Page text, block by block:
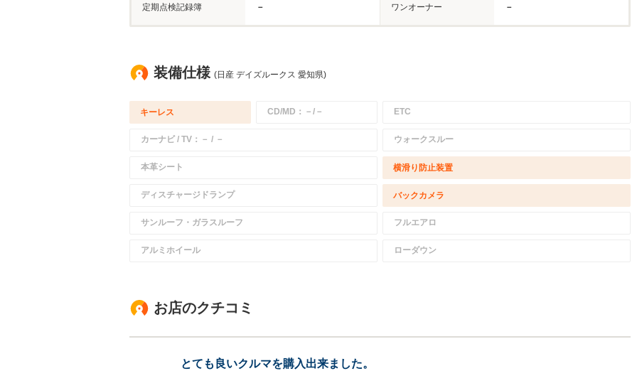
定期点検記録簿 － ワンオーナー －
装備仕様 (日産 デイズルークス 愛知県)
キーレス CD/MD：－/－ ETC
カーナビ / TV：－ / － ウォークスルー
本革シート 横滑り防止装置
ディスチャージドランプ バックカメラ
サンルーフ・ガラスルーフ フルエアロ
アルミホイール ローダウン
お店のクチコミ
とても良いクルマを購入出来ました。